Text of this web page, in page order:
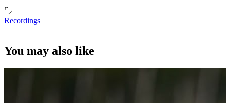
Recordings
You may also like